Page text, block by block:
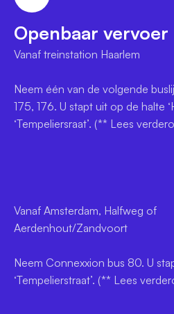
Openbaar vervoer
Vanaf treinstation Haarlem
Neem één van de volgende
175, 176. U stapt uit op de halte
‘Tempeliersraat’. (** Lees
Vanaf Amsterdam, Halfweg of
Aerdenhout/Zandvoort
Neem Connexxion bus 80. U
‘Tempelierstraat’. (** Lees